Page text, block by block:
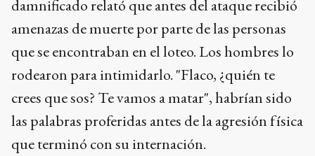
damnificado relató que antes del ataque recibió
amenazas de muerte por parte de las personas
que se encontraban en el loteo. Los hombres lo
rodearon para intimidarlo. "Flaco, ¿quién te
crees que sos? Te vamos a matar", habrían sido
las palabras proferidas antes de la agresión física
que terminó con su internación.